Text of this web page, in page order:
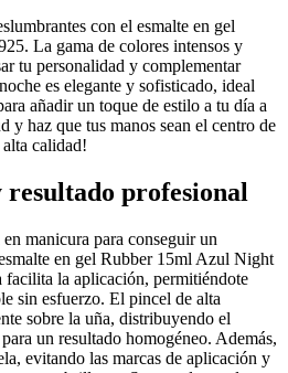
con el esmalte en gel
La gama de colores intensos y
tu personalidad y complementar
es elegante y sofisticado, ideal
añadir un toque de estilo a tu día a
y haz que tus manos sean el centro de
alta calidad!
profesional
manicura para conseguir un
en gel Rubber 15ml Azul Night
facilita la aplicación, permitiéndote
sin esfuerzo. El pincel de alta
sobre la uña, distribuyendo el
un resultado homogéneo. Además,
evitando las marcas de aplicación y